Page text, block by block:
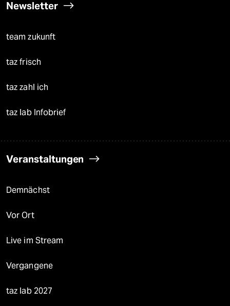
Newsletter
team zukunft
taz frisch
taz zahl ich
taz lab Infobrief
Veranstaltungen
Demnächst
Vor Ort
Live im Stream
Vergangene
taz lab 2027